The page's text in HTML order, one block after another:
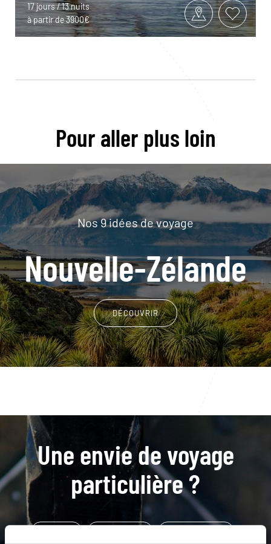
17 jours / 13 nuits
à partir de 3900€
Pour aller plus loin
Nos 9 idées de voyage
Nouvelle-Zélande
DÉCOUVRIR
Une envie de voyage
particulière ?